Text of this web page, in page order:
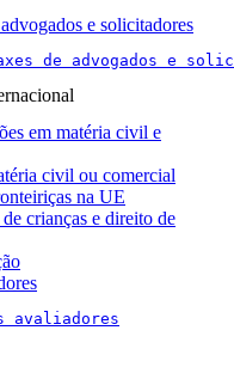
e solicitadores
de advogados e
em matéria civil e
civil ou comercial
na UE
crianças e direito de